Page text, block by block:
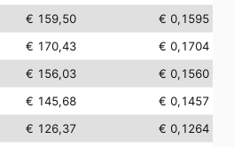
€ 159,50
€ 0,1595
€ 170,43
€ 0,1704
€ 156,03
€ 0,1560
€ 145,68
€ 0,1457
€ 126,37
€ 0,1264